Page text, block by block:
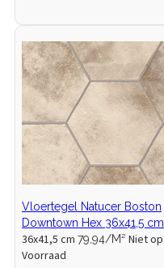
Vloertegel Natucer Boston
Downtown Hex 36x41,5 cm
36x41,5 cm 79,94/M² Niet op
Voorraad